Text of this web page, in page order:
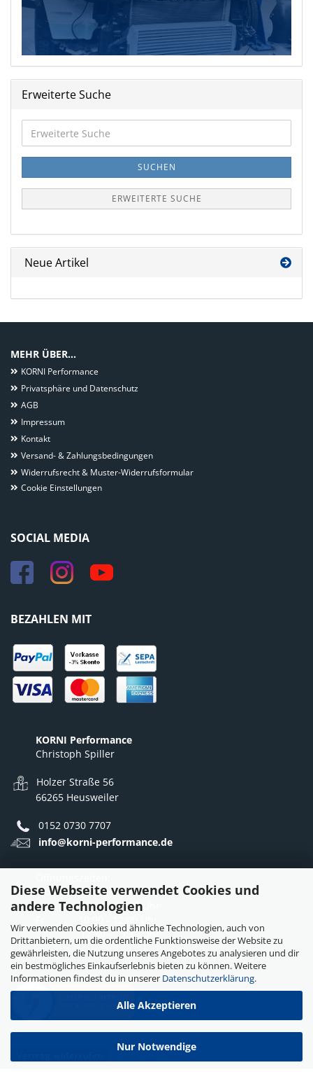
Diese Webseite verwendet Cookies und
andere Technologien
Wir verwenden Cookies und ähnliche Technologien, auch von
Drittanbietern, um die ordentliche Funktionsweise der Website zu
gewährleisten, die Nutzung unseres Angebotes zu analysieren und dir
ein bestmögliches Einkaufserlebnis bieten zu können. Weitere
Informationen findest du in unserer Datenschutzerklärung.
Alle Akzeptieren
Nur Notwendige
Erweiterte Suche
Suche
SUCHEN
ERWEITERTE SUCHE
Neue Artikel
MEHR ÜBER...
KORNI Performance
Privatsphäre und Datenschutz
AGB
Impressum
Kontakt
Versand- & Zahlungsbedingungen
Widerrufsrecht & Muster-Widerrufsformular
Cookie Einstellungen
SOCIAL MEDIA
BEZAHLEN MIT
KORNI Performance
Christoph Spiller
Holzer Straße 56
66265 Heusweiler
0152 0730 7707
info@korni-performance.de
Mo - Do: 10:00 - 12:00 Uhr
12:30 - 16:30 Uhr
12:30 - 15:30 Uhr